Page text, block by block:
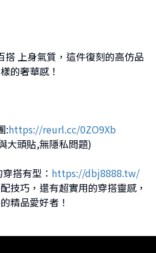
搭 上身氣質，這件復刻的高仿品
的奢華感！
:https://reurl.cc/0ZO9Xb
大頭貼,無隱私問題)
搭有型： https://dbj8888.tw/
技巧，還有超實用的穿搭靈感，
精品愛好者！